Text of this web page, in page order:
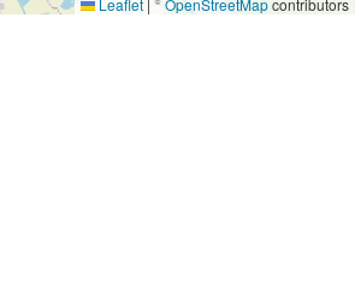
Leaflet | ©OpenStreetMapcontributors